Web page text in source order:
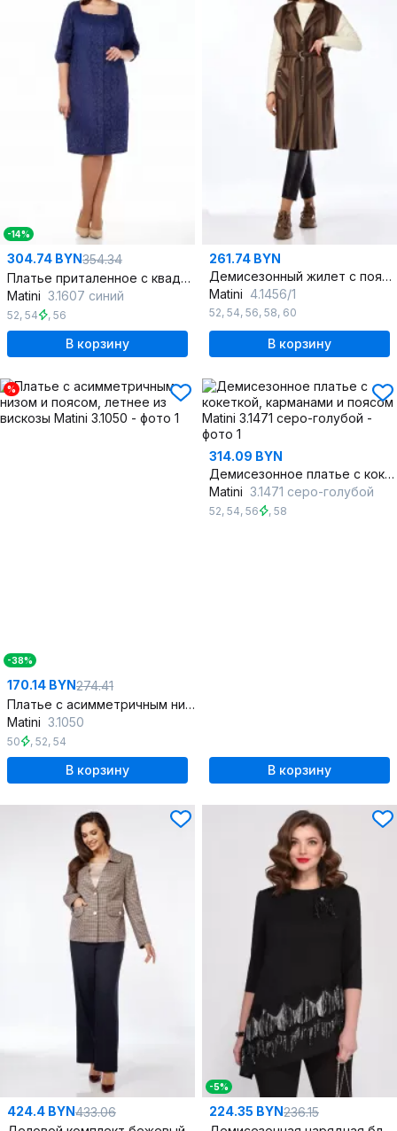
-14%
304.74 BYN354.34
Платье приталенное с квадратным вырезом и рукавом реглан
Matini 3.1607 синий
52, 54 , 56
В корзину
261.74 BYN
Демисезонный жилет с поясом и накладными карманами
Matini 4.1456/1
52, 54, 56, 58, 60
В корзину
%
-38%
170.14 BYN274.41
Платье с асимметричным низом и поясом, летнее из вискозы
Matini 3.1050
50 , 52, 54
В корзину
314.09 BYN
Демисезонное платье с кокеткой, карманами и поясом
Matini 3.1471 серо-голубой
52, 54, 56 , 58
В корзину
424.4 BYN433.06
-5%
224.35 BYN236.15